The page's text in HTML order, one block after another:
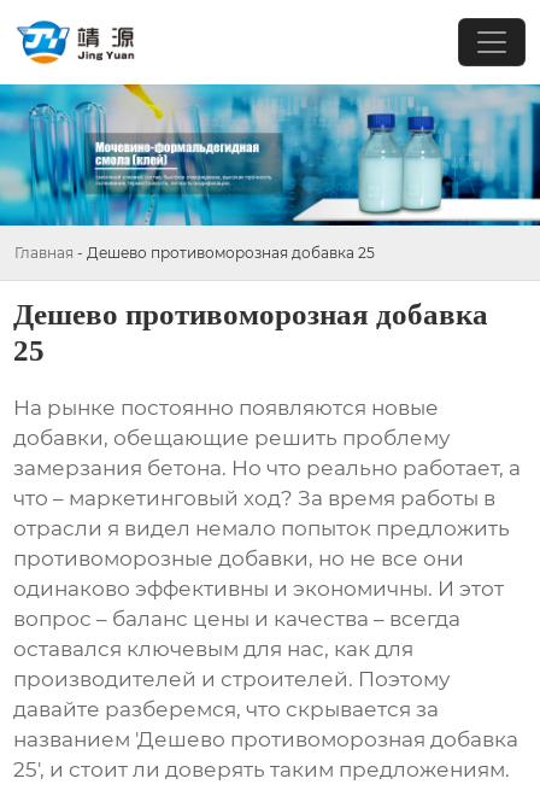
Главная - Дешево противоморозная добавка 25
Дешево противоморозная добавка
25
На рынке постоянно появляются новые
добавки, обещающие решить проблему
замерзания бетона. Но что реально работает, а
что – маркетинговый ход? За время работы в
отрасли я видел немало попыток предложить
противоморозные добавки, но не все они
одинаково эффективны и экономичны. И этот
вопрос – баланс цены и качества – всегда
оставался ключевым для нас, как для
производителей и строителей. Поэтому
давайте разберемся, что скрывается за
названием 'Дешево противоморозная добавка
25', и стоит ли доверять таким предложениям.